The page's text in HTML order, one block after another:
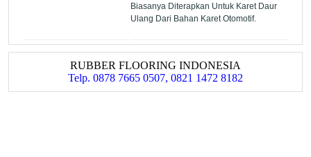
Biasanya Diterapkan Untuk Karet Daur
Ulang Dari Bahan Karet Otomotif.
RUBBER FLOORING INDONESIA
Telp. 0878 7665 0507, 0821 1472 8182